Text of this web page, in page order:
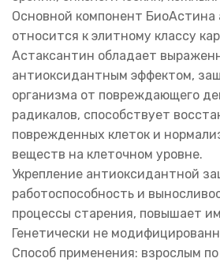
Основной компонент БиоАстина
относится к элитному классу
Астаксантин обладает
антиоксидантным эффектом,
организма от повреждающего
радикалов, способствует
поврежденных клеток и
веществ на клеточном уровне.
Укрепление антиоксидантной
работоспособность и
процессы старения, повышает
Генетически не
Способ применения: взрослым по